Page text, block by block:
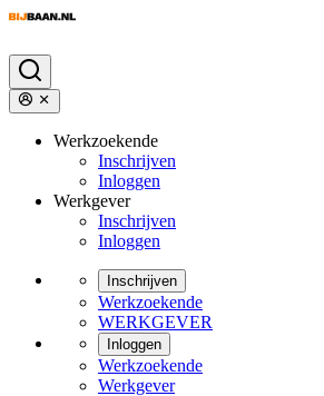
Werkzoekende
Inschrijven
Inloggen
Werkgever
Inschrijven
Inloggen
Inschrijven
Werkzoekende
WERKGEVER
Inloggen
Werkzoekende
Werkgever